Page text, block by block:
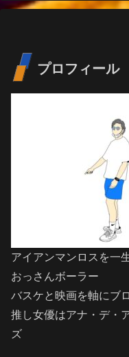
プロフィール
アイアンマンロスを一
おっさんボーラー
バスケと映画を軸にブ
推し女優はアナ・デ・
ズ